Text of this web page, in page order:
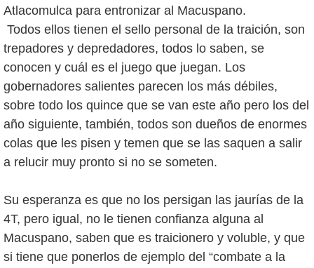
Atlacomulca para entronizar al Macuspano.
Todos ellos tienen el sello personal de la traición, son
trepadores y depredadores, todos lo saben, se
conocen y cuál es el juego que juegan. Los
gobernadores salientes parecen los más débiles,
sobre todo los quince que se van este año pero los del
año siguiente, también, todos son dueños de enormes
colas que les pisen y temen que se las saquen a salir
a relucir muy pronto si no se someten.
Su esperanza es que no los persigan las jaurías de la
4T, pero igual, no le tienen confianza alguna al
Macuspano, saben que es traicionero y voluble, y que
si tiene que ponerlos de ejemplo del “combate a la